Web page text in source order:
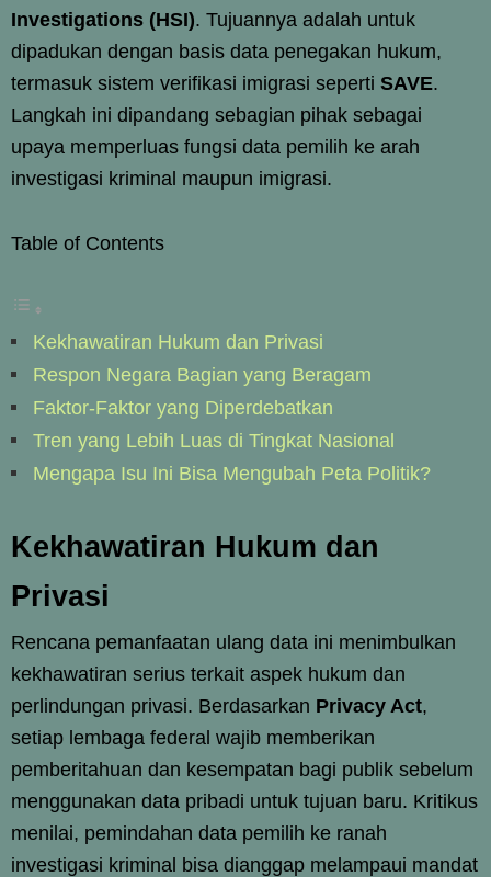
Investigations (HSI). Tujuannya adalah untuk
dipadukan dengan basis data penegakan hukum,
termasuk sistem verifikasi imigrasi seperti SAVE.
Langkah ini dipandang sebagian pihak sebagai
upaya memperluas fungsi data pemilih ke arah
investigasi kriminal maupun imigrasi.
Table of Contents
Kekhawatiran Hukum dan Privasi
Respon Negara Bagian yang Beragam
Faktor-Faktor yang Diperdebatkan
Tren yang Lebih Luas di Tingkat Nasional
Mengapa Isu Ini Bisa Mengubah Peta Politik?
Kekhawatiran Hukum dan
Privasi
Rencana pemanfaatan ulang data ini menimbulkan
kekhawatiran serius terkait aspek hukum dan
perlindungan privasi. Berdasarkan Privacy Act,
setiap lembaga federal wajib memberikan
pemberitahuan dan kesempatan bagi publik sebelum
menggunakan data pribadi untuk tujuan baru. Kritikus
menilai, pemindahan data pemilih ke ranah
investigasi kriminal bisa dianggap melampaui mandat